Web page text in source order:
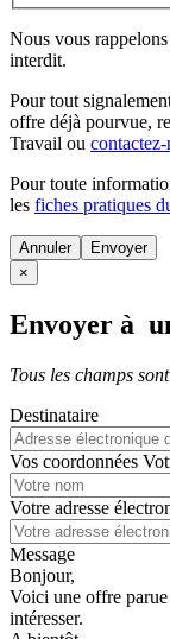
Nous vous
interdit.
Pour tout
offre déjà pourvue,
Travail ou
Pour toute
les fiches pratiques
Annuler
×
Envoyer à
Tous les champs
Destinataire
Vos coordonnées
Votre adresse
Message
Bonjour,
Voici une offre
intéresser.